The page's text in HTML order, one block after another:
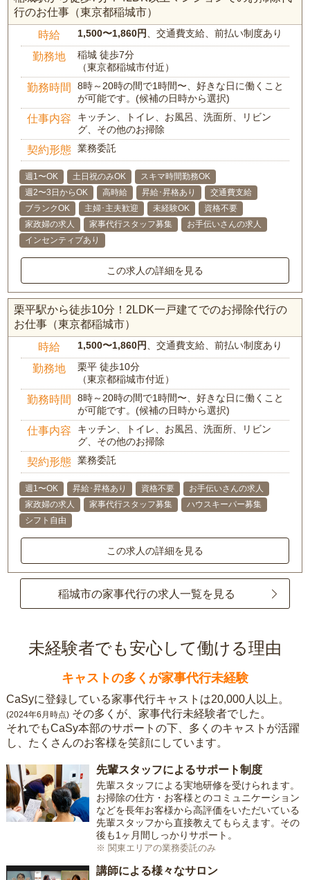
行のお仕事（東京都稲城市）
時給 1,500〜1,860円 、交通費支給、前払い制度あり
勤務地
稲城 徒歩7分
（東京都稲城市付近）
勤務時間
8時～20時の間で1時間〜、好きな日に働くこと
が可能です。(候補の日時から選択)
仕事内容
キッチン、トイレ、お風呂、洗面所、リビン
グ、その他のお掃除
契約形態 業務委託
週1〜OK 土日祝のみOK
スキマ時間勤務OK
週2〜3日からOK
高時給 昇給･昇格あり
交通費支給
ブランクOK
主婦･主夫歓迎 未経験OK
資格不要
家政婦の求人
家事代行スタッフ募集
お手伝いさんの求人
インセンティブあり
この求人の詳細を見る
栗平駅から徒歩10分！2LDK一戸建てでのお掃除代行の
お仕事（東京都稲城市）
時給 1,500〜1,860円 、交通費支給、前払い制度あり
勤務地
栗平 徒歩10分
（東京都稲城市付近）
勤務時間
8時～20時の間で1時間〜、好きな日に働くこと
が可能です。(候補の日時から選択)
仕事内容
キッチン、トイレ、お風呂、洗面所、リビン
グ、その他のお掃除
契約形態 業務委託
週1〜OK 昇給･昇格あり 資格不要
お手伝いさんの求人
家政婦の求人
家事代行スタッフ募集
ハウスキーパー募集
シフト自由
この求人の詳細を見る
稲城市の家事代行の求人一覧を見る
未経験者でも安心して働ける理由
キャストの多くが家事代行未経験
CaSyに登録している家事代行キャストは20,000人以上。
(2024年6月時点) その多くが、家事代行未経験者でした。
それでもCaSy本部のサポートの下、多くのキャストが活躍
し、たくさんのお客様を笑顔にしています。
先輩スタッフによるサポート制度
先輩スタッフによる実地研修を受けられます。
お掃除の仕方・お客様とのコミュニケーション
などを長年お客様から高評価をいただいている
先輩スタッフから直接教えてもらえます。その
後も1ヶ月間しっかりサポート。
※ 関東エリアの業務委託のみ
講師による様々なサロン